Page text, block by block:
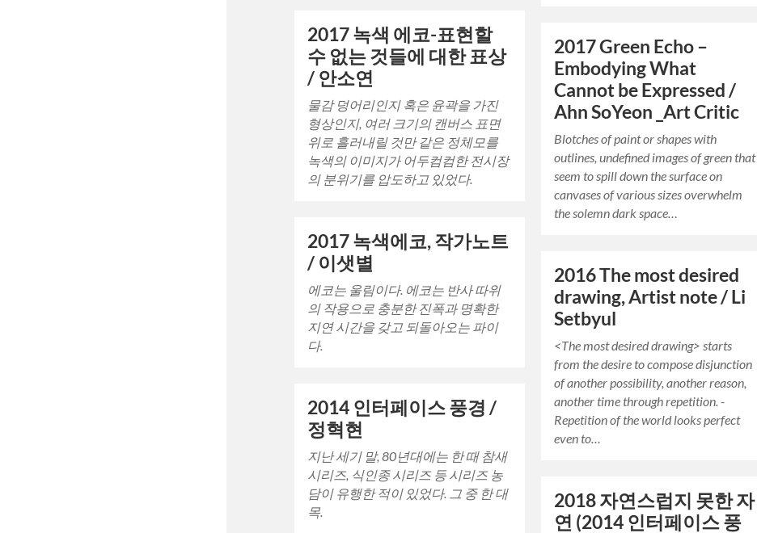
2017 녹색 에코-표현할
수 없는 것들에 대한 표상
/ 안소연
물감 덩어리인지 혹은 윤곽을 가진
형상인지, 여러 크기의 캔버스 표면
위로 흘러내릴 것만 같은 정체모를
녹색의 이미지가 어두컴컴한 전시장
의 분위기를 압도하고 있었다.
2017 Green Echo –
Embodying What
Cannot be Expressed /
Ahn SoYeon _Art Critic
Blotches of paint or shapes with
outlines, undefined images of green that
seem to spill down the surface on
canvases of various sizes overwhelm
the solemn dark space…
2017 녹색에코, 작가노트
/ 이샛별
에코는 울림이다. 에코는 반사 따위
의 작용으로 충분한 진폭과 명확한
지연 시간을 갖고 되돌아오는 파이
다.
2016 The most desired
drawing, Artist note / Li
Setbyul
<The most desired drawing> starts
from the desire to compose disjunction
of another possibility, another reason,
another time through repetition. -
Repetition of the world looks perfect
even to…
2014 인터페이스 풍경 /
정혁현
지난 세기 말, 80년대에는 한 때 참새
시리즈, 식인종 시리즈 등 시리즈 농
담이 유행한 적이 있었다. 그 중 한 대
목.
2018 자연스럽지 못한 자
연 (2014 인터페이스 풍